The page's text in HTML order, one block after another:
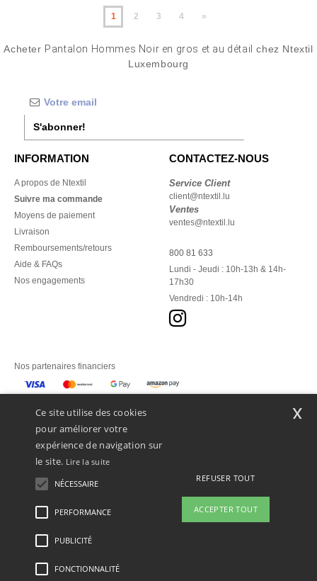
1 2 3 4 »
Acheter Pantalon Hommes Noir en gros et au détail chez Ntextil
Luxembourg
S'abonner!
INFORMATION
A propos de Ntextil
Suivre ma commande
Moyens de paiement
Livraison
Remboursements/retours
Aide & FAQs
Nos engagements
CONTACTEZ-NOUS
Service Client
client@ntextil.lu
Ventes
ventes@ntextil.lu
800 81 633
Lundi - Jeudi : 10h-13h & 14h-
17h30
Vendredi : 10h-14h
Nos partenaires financiers
Mentions Légales-Politique de Confidentialité
Copyright 2026 ntextil.lu - Tous droits réservés
Ce site utilise des cookies
pour améliorer votre
expérience de navigation sur
le site. Lire la suite
NÉCESSAIRE
PERFORMANCE
PUBLICITÉ
FONCTIONNALITÉ
REFUSER TOUT
ACCEPTER TOUT
x